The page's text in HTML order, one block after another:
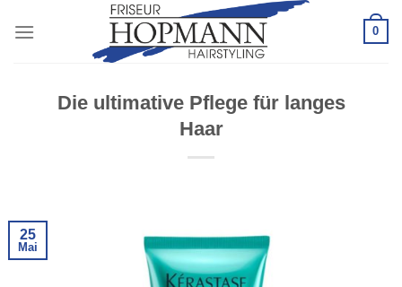
Inhalt
0
Die ultimative Pflege für langes
Haar
25
Mai